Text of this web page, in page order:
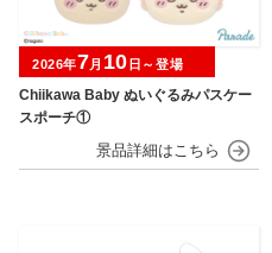
Chiikawa Baby ぬいぐるみパスケー
スポーチ①
2026年7月 10 日～登場